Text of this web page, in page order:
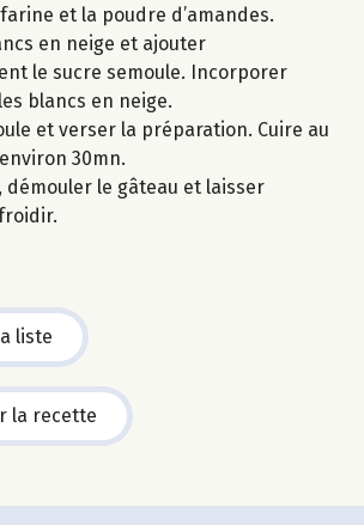
et la poudre d’amandes.
en neige et ajouter
le sucre semoule. Incorporer
blancs en neige.
et verser la préparation. Cuire au
30mn.
démouler le gâteau et laisser
liste
la recette